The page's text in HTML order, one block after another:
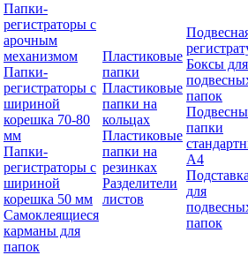
Папки-
регистраторы с
арочным
механизмом
Папки-
регистраторы с
шириной
корешка 70-80
мм
Папки-
регистраторы с
шириной
корешка 50 мм
Самоклеящиеся
карманы для
папок
Пластиковые
папки
Пластиковые
папки на
кольцах
Пластиковые
папки на
резинках
Разделители
листов
Боксы для
папок
папки
А4
для
папок